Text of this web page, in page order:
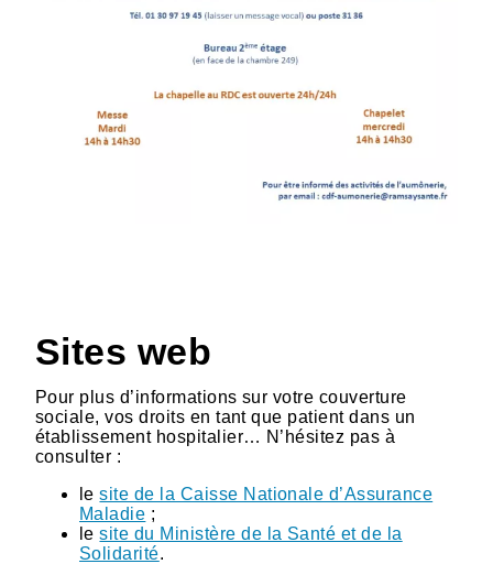
Sites web
Pour plus d’informations sur votre couverture
sociale, vos droits en tant que patient dans un
établissement hospitalier… N’hésitez pas à
consulter :
lesite de la Caisse Nationale d’Assurance
Maladie ;
lesite du Ministère de la Santé et de la
Solidarité.